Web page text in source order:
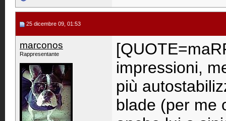
25 dicembre 09, 01:53
marconos
Rappresentante
impressioni,
più
blade (per me